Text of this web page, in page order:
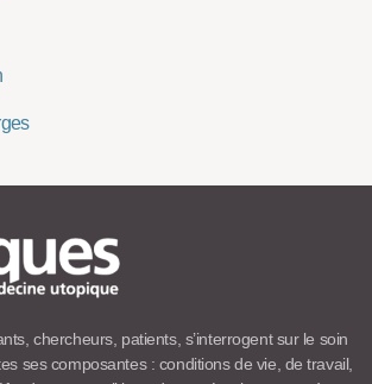
chercheurs, patients, s’interrogent sur le soin
ses composantes : conditions de vie, de travail,